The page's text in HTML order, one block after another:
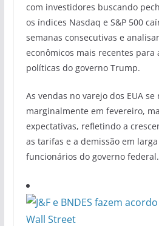
com investidores buscando
os índices Nasdaq e S&P 500
semanas consecutivas e
econômicos mais recentes para
políticas do governo Trump.
As vendas no varejo dos EUA
marginalmente em fevereiro,
expectativas, refletindo a
as tarifas e a demissão em
funcionários do governo federal.